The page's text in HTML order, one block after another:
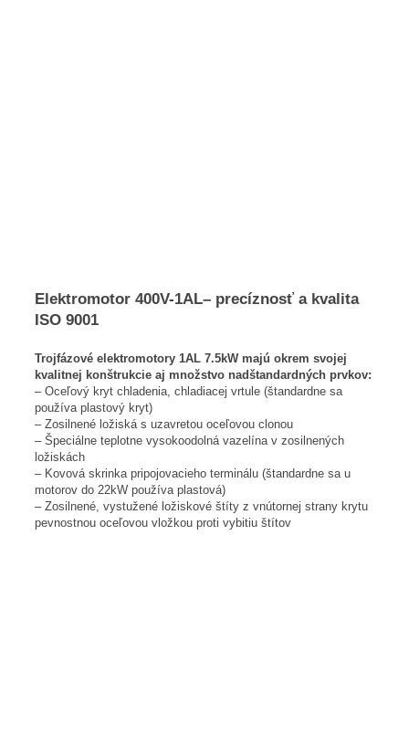
Elektromotor 400V-1AL– precíznosť a kvalita
ISO 9001
Trojfázové elektromotory 1AL 7.5kW majú okrem svojej
kvalitnej konštrukcie aj množstvo nadštandardných prvkov:
– Oceľový kryt chladenia, chladiacej vrtule (štandardne sa
používa plastový kryt)
– Zosilnené ložiská s uzavretou oceľovou clonou
– Špeciálne teplotne vysokoodolná vazelína v zosilnených
ložiskách
– Kovová skrinka pripojovacieho terminálu (štandardne sa u
motorov do 22kW používa plastová)
– Zosilnené, vystužené ložiskové štíty z vnútornej strany krytu
pevnostnou oceľovou vložkou proti vybitiu štítov